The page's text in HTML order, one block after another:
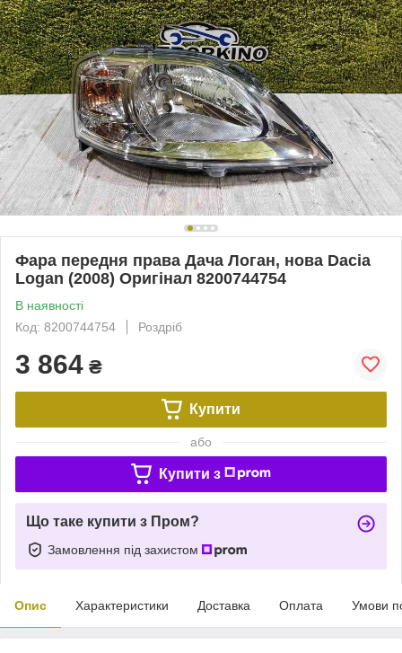
Фара передня права Дача Логан, нова Dacia
Logan (2008) Оригінал 8200744754
В наявності
Код: 8200744754
Роздріб
3 864 ₴
Купити
або
Купити з
Що таке купити з Пром?
Замовлення під захистом
Опис Характеристики Доставка Оплата Умови